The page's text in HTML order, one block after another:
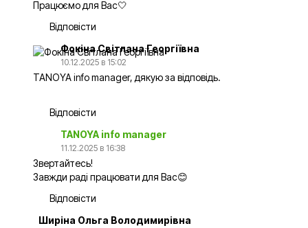
Працюємо для Вас🤍
Відповісти
Фокіна Світлана Георгіївна
10.12.2025 в 15:02
TANOYA info manager, дякую за відповідь.
Відповісти
TANOYA info manager
11.12.2025 в 16:38
Звертайтесь!
Завжди раді працювати для Вас😊
Відповісти
Ширіна Ольга Володимирівна